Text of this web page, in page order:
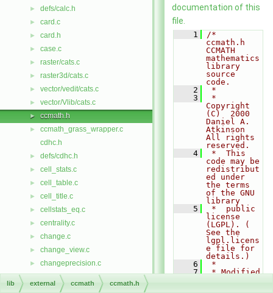
► defs/calc.h
► card.c
► card.h
► case.c
► raster/cats.c
► raster3d/cats.c
► vector/vedit/cats.c
► vector/Vlib/cats.c
► ccmath.h
►
ccmath_grass_wrapper.c
cdhc.h
► defs/cdhc.h
► cell_stats.c
► cell_table.c
► cell_title.c
► cellstats_eq.c
► centrality.c
► change.c
► change_view.c
► changeprecision.c
changetype.c
check.c
documentation of this
file.
    1
/*
ccmath.h
CCMATH
mathematics
library
source
code.
    2
*
    3
*
Copyright
(C)  2000
Daniel A.
Atkinson
All rights
reserved.
    4
*  This
code may be
redistribut
ed under
the terms
of the GNU
library
    5
*  public
license
(LGPL). (
See the
lgpl.licens
e file for
details.)
    6
*
    7
* Modified
lib external ccmath ccmath.h